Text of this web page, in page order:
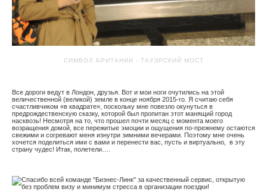
СИМВОЛ БРИТАНИИ - ТАУЭРСКИЙ МОСТ
Все дороги ведут в Лондон, друзья. Вот и мои ноги очутились на этой
величественной (великой) земле в конце ноября 2015-го. Я считаю себя
счастливчиком «в квадрате», поскольку мне повезло окунуться в
предрождественскую сказку, которой был пропитан этот манящий город
насквозь! Несмотря на то, что прошел почти месяц с момента моего
возращения домой, все пережитые эмоции и ощущения по-прежнему остаются
свежими и согревают меня изнутри зимними вечерами. Поэтому мне очень
хочется поделиться ими с вами и перенести вас, пусть и виртуально, в эту
страну чудес! Итак, полетели….